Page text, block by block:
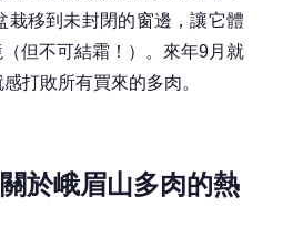
栽移到未封閉的窗邊，讓它體
但不可結霜！）。來年9月就
打敗所有買來的多肉。
於峨眉山多肉的熱